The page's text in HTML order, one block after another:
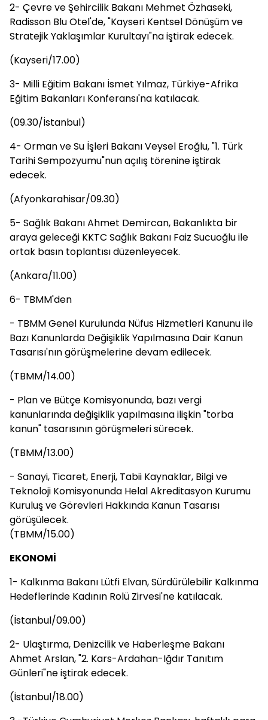
2- Çevre ve Şehircilik Bakanı Mehmet Özhaseki,
Radisson Blu Otel'de, "Kayseri Kentsel Dönüşüm ve
Stratejik Yaklaşımlar Kurultayı"na iştirak edecek.
(Kayseri/17.00)
3- Milli Eğitim Bakanı İsmet Yılmaz, Türkiye-Afrika
Eğitim Bakanları Konferansı'na katılacak.
(09.30/İstanbul)
4- Orman ve Su İşleri Bakanı Veysel Eroğlu, "1. Türk
Tarihi Sempozyumu"nun açılış törenine iştirak
edecek.
(Afyonkarahisar/09.30)
5- Sağlık Bakanı Ahmet Demircan, Bakanlıkta bir
araya geleceği KKTC Sağlık Bakanı Faiz Sucuoğlu ile
ortak basın toplantısı düzenleyecek.
(Ankara/11.00)
6- TBMM'den
- TBMM Genel Kurulunda Nüfus Hizmetleri Kanunu ile
Bazı Kanunlarda Değişiklik Yapılmasına Dair Kanun
Tasarısı'nın görüşmelerine devam edilecek.
(TBMM/14.00)
- Plan ve Bütçe Komisyonunda, bazı vergi
kanunlarında değişiklik yapılmasına ilişkin "torba
kanun" tasarısının görüşmeleri sürecek.
(TBMM/13.00)
- Sanayi, Ticaret, Enerji, Tabii Kaynaklar, Bilgi ve
Teknoloji Komisyonunda Helal Akreditasyon Kurumu
Kuruluş ve Görevleri Hakkında Kanun Tasarısı
görüşülecek.
(TBMM/15.00)
EKONOMİ
1- Kalkınma Bakanı Lütfi Elvan, Sürdürülebilir Kalkınma
Hedeflerinde Kadının Rolü Zirvesi'ne katılacak.
(İstanbul/09.00)
2- Ulaştırma, Denizcilik ve Haberleşme Bakanı
Ahmet Arslan, "2. Kars-Ardahan-Iğdır Tanıtım
Günleri"ne iştirak edecek.
(İstanbul/18.00)